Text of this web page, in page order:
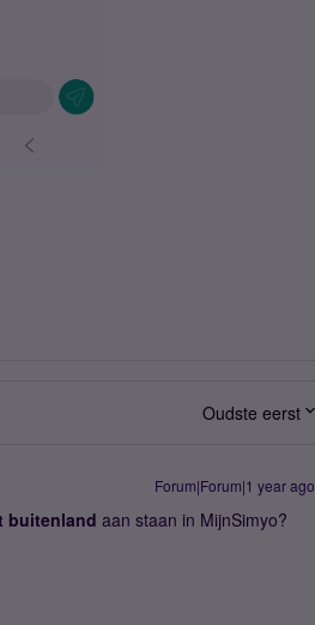
Oudste eerst
Forum|Forum|1 year ago
buitenland aan staan in MijnSimyo?